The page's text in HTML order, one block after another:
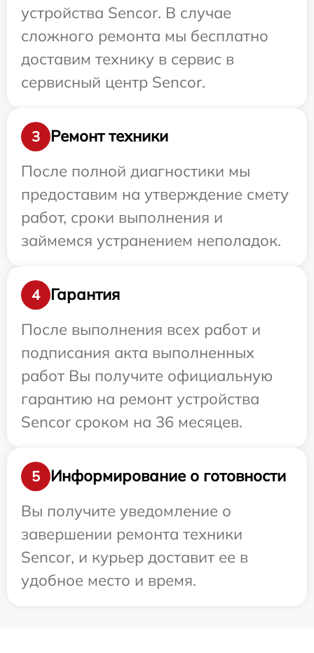
устройства Sencor. В случае
сложного ремонта мы бесплатно
доставим технику в сервис в
сервисный центр Sencor.
3
Ремонт техники
После полной диагностики мы
предоставим на утверждение смету
работ, сроки выполнения и
займемся устранением неполадок.
4
Гарантия
После выполнения всех работ и
подписания акта выполненных
работ Вы получите официальную
гарантию на ремонт устройства
Sencor сроком на 36 месяцев.
5
Информирование о готовности
Вы получите уведомление о
завершении ремонта техники
Sencor, и курьер доставит ее в
удобное место и время.